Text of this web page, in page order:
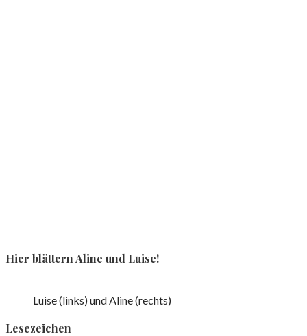
Hier blättern Aline und Luise!
Luise (links) und Aline (rechts)
Lesezeichen